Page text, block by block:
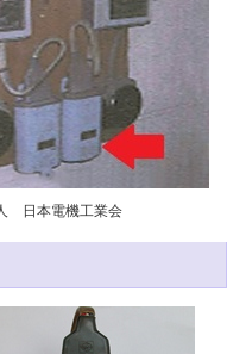
日本電機工業会